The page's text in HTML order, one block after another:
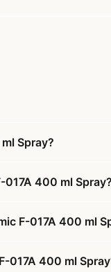
Spray?
400 ml
F-017A 400 ml
017A 400 ml